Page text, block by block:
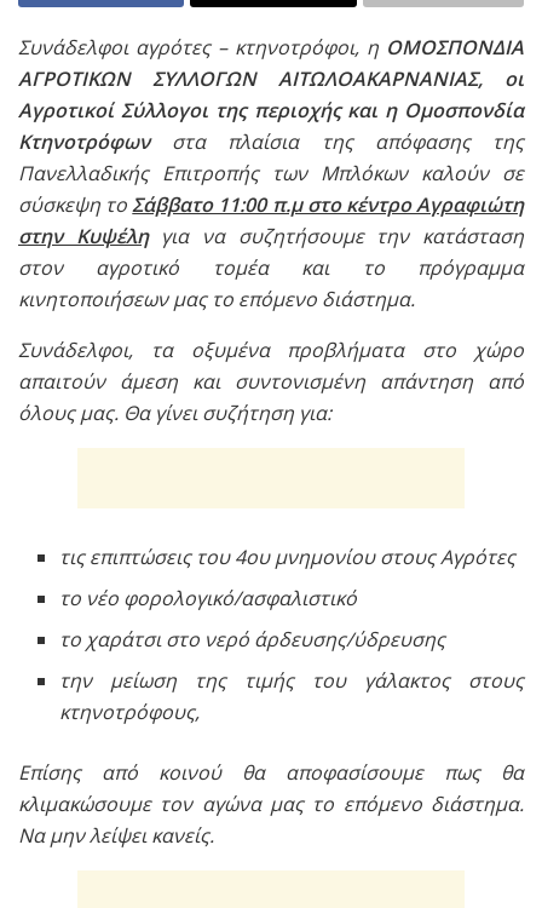
Συνάδελφοι αγρότες – κτηνοτρόφοι, η ΟΜΟΣΠΟΝΔΙΑ
ΑΓΡΟΤΙΚΩΝ ΣΥΛΛΟΓΩΝ ΑΙΤΩΛΟΑΚΑΡΝΑΝΙΑΣ, οι
Αγροτικοί Σύλλογοι της περιοχής και η Ομοσπονδία
Κτηνοτρόφωνστα πλαίσια της απόφασης της
Πανελλαδικής Επιτροπής των Μπλόκων καλούν σε
σύσκεψη τοΣάββατο 11:00 π.μ στο κέντρο Αγραφιώτη
στην Κυψέληγια να συζητήσουμε την κατάσταση
στον αγροτικό τομέα και το πρόγραμμα
κινητοποιήσεων μας το επόμενο διάστημα.
Συνάδελφοι, τα οξυμένα προβλήματα στο χώρο
απαιτούν άμεση και συντονισμένη απάντηση από
όλους μας. Θα γίνει συζήτηση για:
τις επιπτώσεις του 4ου μνημονίου στους Αγρότες
το νέο φορολογικό/ασφαλιστικό
το χαράτσι στο νερό άρδευσης/ύδρευσης
την μείωση της τιμής του γάλακτος στους
κτηνοτρόφους,
Επίσης από κοινού θα αποφασίσουμε πως θα
κλιμακώσουμε τον αγώνα μας το επόμενο διάστημα.
Να μην λείψει κανείς.